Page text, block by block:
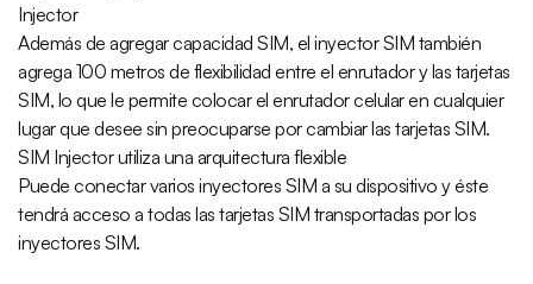
Injector
Además de agregar capacidad SIM, el inyector SIM también
agrega 100 metros de flexibilidad entre el enrutador y las tarjetas
SIM, lo que le permite colocar el enrutador celular en cualquier
lugar que desee sin preocuparse por cambiar las tarjetas SIM.
SIM Injector utiliza una arquitectura flexible
Puede conectar varios inyectores SIM a su dispositivo y éste
tendrá acceso a todas las tarjetas SIM transportadas por los
inyectores SIM.